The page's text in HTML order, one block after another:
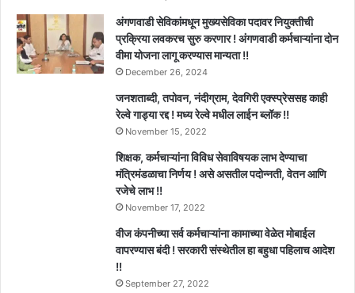
अंगणवाडी सेविकांमधून मुख्यसेविका पदावर नियुक्तीची
प्रक्रिया लवकरच सुरु करणार ! अंगणवाडी कर्मचाऱ्यांना दोन
वीमा योजना लागू करण्यास मान्यता !!
December 26, 2024
जनशताब्दी, तपोवन, नंदीग्राम, देवगिरी एक्स्प्रेससह काही
रेल्वे गाड्या रद्द ! मध्य रेल्वे मधील लाईन ब्लॉक !!
November 15, 2022
शिक्षक, कर्मचाऱ्यांना विविध सेवाविषयक लाभ देण्याचा
मंत्रिमंडळाचा निर्णय ! असे असतील पदोन्नती, वेतन आणि
रजेचे लाभ !!
November 17, 2022
वीज कंपनीच्या सर्व कर्मचाऱ्यांना कामाच्या वेळेत मोबाईल
वापरण्यास बंदी ! सरकारी संस्थेतील हा बहुधा पहिलाच आदेश
!!
September 27, 2022